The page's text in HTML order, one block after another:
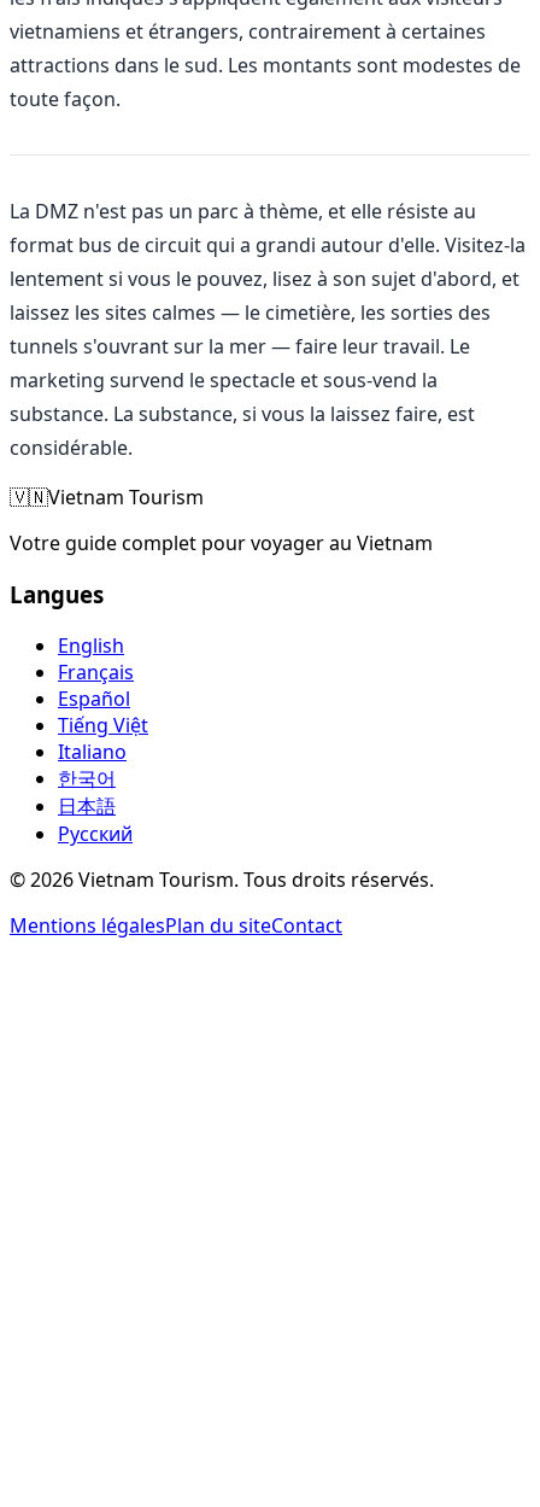
vietnamiens et étrangers, contrairement à certaines
attractions dans le sud. Les montants sont modestes de
toute façon.
La DMZ n'est pas un parc à thème, et elle résiste au
format bus de circuit qui a grandi autour d'elle. Visitez-la
lentement si vous le pouvez, lisez à son sujet d'abord, et
laissez les sites calmes — le cimetière, les sorties des
tunnels s'ouvrant sur la mer — faire leur travail. Le
marketing survend le spectacle et sous-vend la
substance. La substance, si vous la laissez faire, est
considérable.
🇻🇳Vietnam Tourism
Votre guide complet pour voyager au Vietnam
Langues
English
Français
Español
Tiếng Việt
Italiano
한국어
日本語
Русский
©2026Vietnam Tourism. Tous droits réservés.
Mentions légalesPlan du siteContact